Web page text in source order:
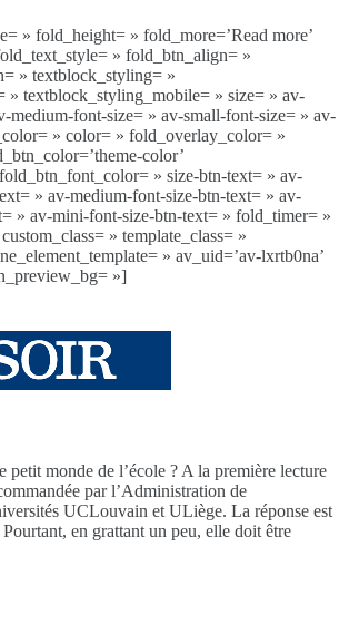
» fold_height= » fold_more=’Read more’
» fold_btn_align= »
» textblock_styling= »
» textblock_styling_mobile= » size= » av-
medium-font-size= » av-small-font-size= » av-
» color= » fold_overlay_color= »
color’
» size-btn-text= » av-
» av-medium-font-size-btn-text= » av-
» av-mini-font-size-btn-text= » fold_timer= »
» template_class= »
» av_uid=’av-lxrtb0na’
»]
petit monde de l’école ? A la première lecture
par l’Administration de
UCLouvain et ULiège. La réponse est
en grattant un peu, elle doit être